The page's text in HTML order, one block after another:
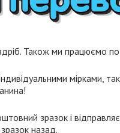
Також ми працюємо по
мірками,
зразок і
назад.